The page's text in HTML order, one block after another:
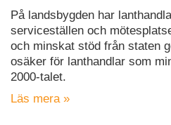
På landsbygden har
serviceställen och
och minskat stöd från staten
osäker för lanthandlar som
2000-talet.
Läs mera »